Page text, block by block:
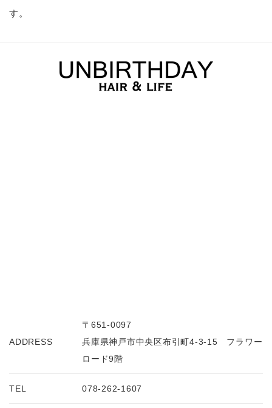
す。
ADDRESS
〒651-0097
兵庫県神戸市中央区布引町4-3-15 フラワー
ロード9階
TEL 078-262-1607